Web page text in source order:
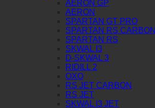
AERON GP
AERON
SPARTAN GT PRO
SPARTAN RS CARBON
SPARTAN RS
SKWAL I3
D-SKWAL 3
RIDILL 2
OXO
RS JET CARBON
RS JET
SKWAL I3 JET